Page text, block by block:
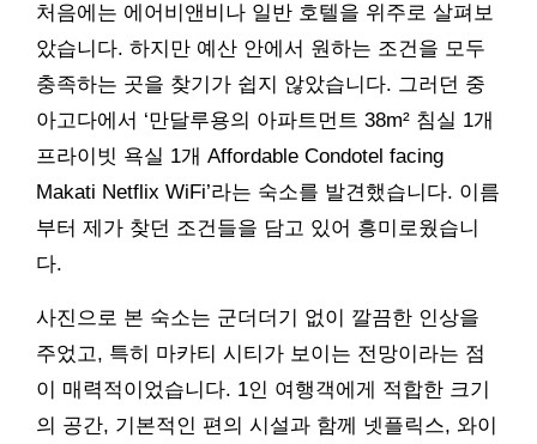
처음에는 에어비앤비나 일반 호텔을 위주로 살펴보
았습니다. 하지만 예산 안에서 원하는 조건을 모두
충족하는 곳을 찾기가 쉽지 않았습니다. 그러던 중
아고다에서 ‘만달루용의 아파트먼트 38m² 침실 1개
프라이빗 욕실 1개 Affordable Condotel facing
Makati Netflix WiFi’라는 숙소를 발견했습니다. 이름
부터 제가 찾던 조건들을 담고 있어 흥미로웠습니
다.
사진으로 본 숙소는 군더더기 없이 깔끔한 인상을
주었고, 특히 마카티 시티가 보이는 전망이라는 점
이 매력적이었습니다. 1인 여행객에게 적합한 크기
의 공간, 기본적인 편의 시설과 함께 넷플릭스, 와이